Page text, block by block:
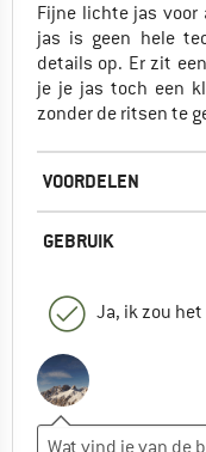
Fijne lichte jas voor
jas is geen hele
details op. Er zit
je je jas toch een
zonder de ritsen te
VOORDELEN
GEBRUIK
Ja, ik zou